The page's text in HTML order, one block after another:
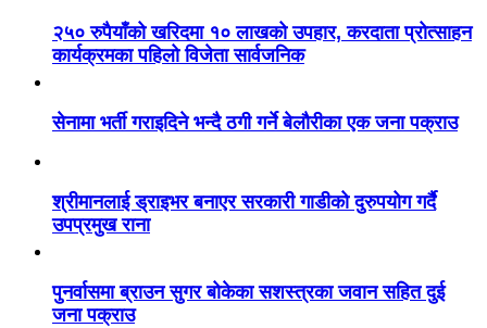
२५० रुपैयाँको खरिदमा १० लाखको उपहार, करदाता प्रोत्साहन
कार्यक्रमका पहिलो विजेता सार्वजनिक
सेनामा भर्ती गराइदिने भन्दै ठगी गर्ने बेलौरीका एक जना पक्राउ
श्रीमानलाई ड्राइभर बनाएर सरकारी गाडीको दुरुपयोग गर्दै
उपप्रमुख राना
पुनर्वासमा ब्राउन सुगर बोकेका सशस्त्रका जवान सहित दुई
जना पक्राउ